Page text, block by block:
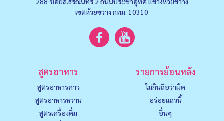
เขตห้วยขวาง กทม. 10310
สูตรอาหาร
สูตรอาหารคาว
สูตรอาหารหวาน
สูตรเครื่องดื่ม
รายการย้อนหลัง
ไม่กินถือว่าผิด
อร่อยแถวนี้
อื่นๆ